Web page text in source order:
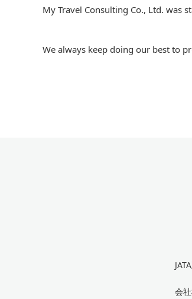
My Travel Consulting Co., Ltd. was
We always keep doing our best to
会